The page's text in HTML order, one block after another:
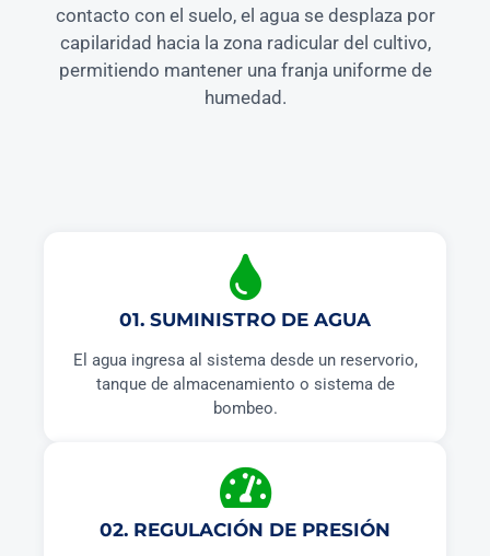
contacto con el suelo, el agua se desplaza por
capilaridad hacia la zona radicular del cultivo,
permitiendo mantener una franja uniforme de
humedad.
01. SUMINISTRO DE AGUA
El agua ingresa al sistema desde un reservorio,
tanque de almacenamiento o sistema de
bombeo.
02. REGULACIÓN DE PRESIÓN